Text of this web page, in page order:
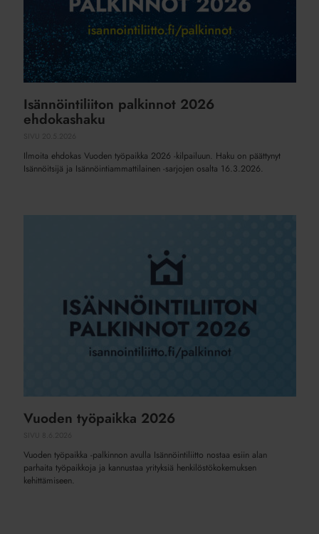
Isännöintiliiton palkinnot 2026
ehdokashaku
Ilmoita ehdokas Vuoden työpaikka 2026 -kilpailuun. Haku on päättynyt
Isännöitsijä ja Isännöintiammattilainen -sarjojen osalta 16.3.2026.
Vuoden työpaikka 2026
Vuoden työpaikka -palkinnon avulla Isännöintiliitto nostaa esiin alan
parhaita työpaikkoja ja kannustaa yrityksiä henkilöstökokemuksen
kehittämiseen.